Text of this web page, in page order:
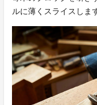
ルに薄くスライスしま